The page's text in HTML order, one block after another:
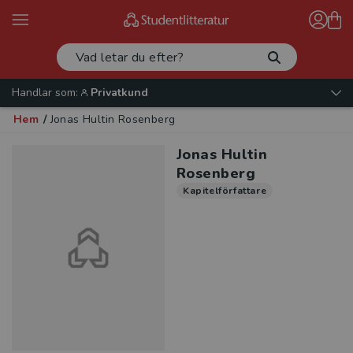
Handlar som:
Privatkund
Hem / Jonas Hultin Rosenberg
Jonas Hultin
Rosenberg
Kapitelförfattare